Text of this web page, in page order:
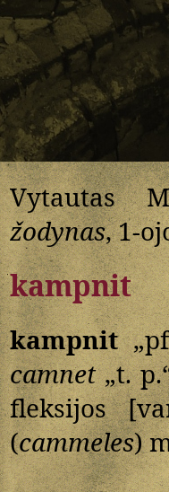
Vytautas
žodynas, 1-
kampnit
kampnit
camnet„t.
fleksijos
(cammeles)